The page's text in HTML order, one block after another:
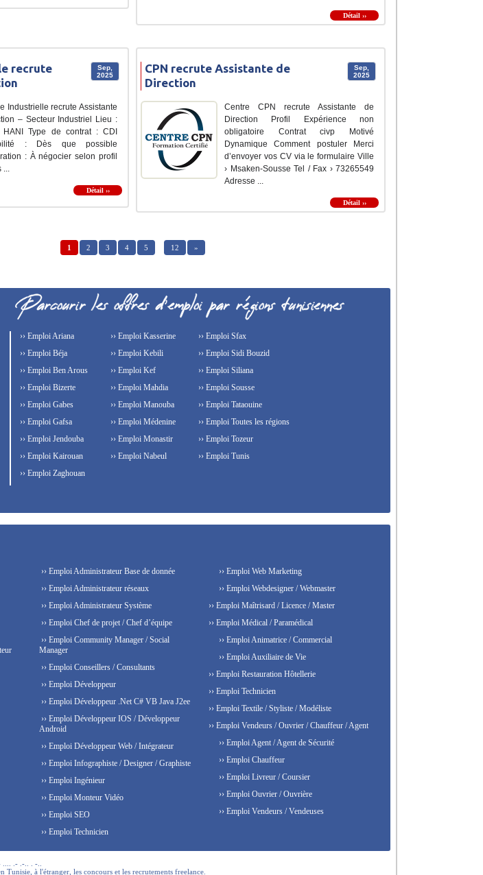
Détail ››
Sep,
2025
recrute
Industrielle recrute Assistante
– Secteur Industriel Lieu :
HANI Type de contrat : CDI
: Dès que possible
: À négocier selon profil
...
Détail ››
Sep,
2025
CPN recrute Assistante de
Direction
Centre CPN recrute Assistante de
Direction Profil Expérience non
obligatoire Contrat civp Motivé
Dynamique Comment postuler Merci
d’envoyer vos CV via le formulaire Ville
› Msaken-Sousse Tel / Fax › 73265549
Adresse ...
Détail ››
1 2 3 4 5 12 »
›› Emploi Ariana
›› Emploi Béja
›› Emploi Ben Arous
›› Emploi Bizerte
›› Emploi Gabes
›› Emploi Gafsa
›› Emploi Jendouba
›› Emploi Kairouan
›› Emploi Kasserine
›› Emploi Kebili
›› Emploi Kef
›› Emploi Mahdia
›› Emploi Manouba
›› Emploi Médenine
›› Emploi Monastir
›› Emploi Nabeul
›› Emploi Sfax
›› Emploi Sidi Bouzid
›› Emploi Siliana
›› Emploi Sousse
›› Emploi Tataouine
›› Emploi Toutes les régions
›› Emploi Tozeur
›› Emploi Tunis
›› Emploi Zaghouan
›› Emploi Administrateur Base de donnée
›› Emploi Administrateur réseaux
›› Emploi Administrateur Système
›› Emploi Chef de projet / Chef d’équipe
›› Emploi Community Manager / Social
Manager
›› Emploi Conseillers / Consultants
›› Emploi Développeur
›› Emploi Développeur .Net C# VB Java J2ee
›› Emploi Développeur IOS / Développeur
Android
›› Emploi Développeur Web / Intégrateur
›› Emploi Infographiste / Designer / Graphiste
›› Emploi Ingénieur
›› Emploi Monteur Vidéo
›› Emploi SEO
›› Emploi Technicien
›› Emploi Web Marketing
›› Emploi Webdesigner / Webmaster
›› Emploi Maîtrisard / Licence / Master
›› Emploi Médical / Paramédical
›› Emploi Animatrice / Commercial
›› Emploi Auxiliaire de Vie
›› Emploi Restauration Hôtellerie
›› Emploi Technicien
›› Emploi Textile / Styliste / Modéliste
›› Emploi Vendeurs / Ouvrier / Chauffeur / Agent
›› Emploi Agent / Agent de Sécurité
›› Emploi Chauffeur
›› Emploi Livreur / Coursier
›› Emploi Ouvrier / Ouvrière
›› Emploi Vendeurs / Vendeuses
.- .-.. . -..
à l'étranger, les concours et les recrutements freelance.